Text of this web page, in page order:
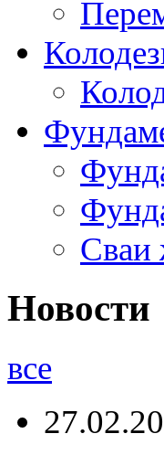
Сваи
Новости
все